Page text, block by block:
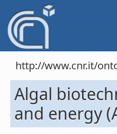
http://www.cnr.it/
Algal
and energy